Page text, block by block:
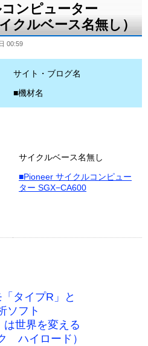
ンピューター
クルベース名無し）
00:59
サイト・ブログ名
■機材名
サイクルベース名無し
■Pioneer サイクルコンピュー
ター SGX−CA600
タイプR」と
ソフト
は世界を変える
ハイロード）